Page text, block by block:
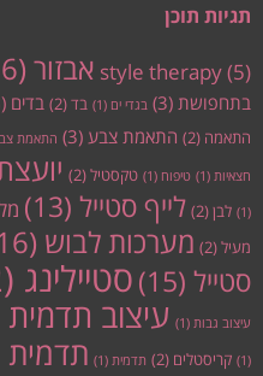
תגיות תוכן
style therapy(5) אבזור (16)
בתחפושת (3) בגדי ים (1) בד(2) בדים (3)
התאמה (2) התאמת צבע (3) התאמת
חצאיות (1) טיפוח (1) טקסטיל(2)
(1) לבן(2) לייף סטייל (13)
מעיל(2) מערכות לבוש (16)
סטייל (15) סטיילינג (42)
עיצוב גבות (1) עיצוב תדמית
(1) קריסטלים (2) תדמית (1) תדמית